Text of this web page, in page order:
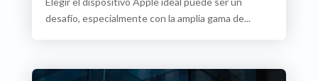
desafío, especialmente con la amplia gama de...